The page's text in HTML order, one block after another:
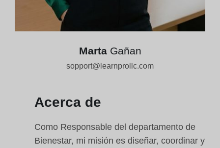
MartaGañan
sopport@learnprollc.com
Acerca de
Como Responsable del departamento de
Bienestar, mi misión es diseñar, coordinar y